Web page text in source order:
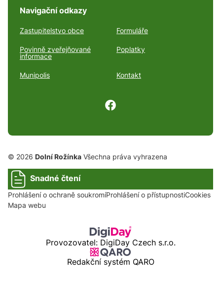
Navigační odkazy
Zastupitelstvo obce Formuláře
Povinně zveřejňované
informace
Poplatky
Munipolis Kontakt
© 2026 Dolní Rožínka Všechna práva vyhrazena
Snadné čtení
Prohlášení o ochraně soukromíProhlášení o přístupnostiCookies
Mapa webu
Provozovatel: DigiDay Czech s.r.o.
Redakční systém QARO